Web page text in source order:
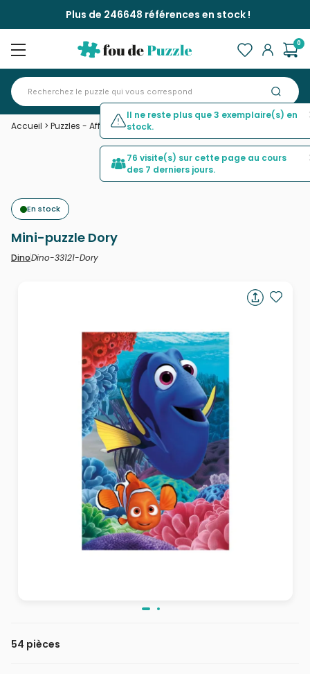
Plus de 246648 références en stock !
0
Accueil > Puzzles - Affiches, Cinéma, Publicité
En stock
Mini-puzzle Dory
DinoDino-33121-Dory
54 pièces
Il ne reste plus que 3 exemplaire(s) en
stock.
76 visite(s) sur cette page au cours
des 7 derniers jours.